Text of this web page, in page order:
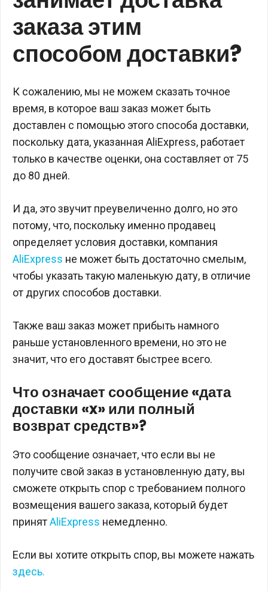
заказа этим
способом доставки?
К сожалению, мы не можем сказать точное
время, в которое ваш заказ может быть
доставлен с помощью этого способа доставки,
поскольку дата, указанная AliExpress, работает
только в качестве оценки, она составляет от 75
до 80 дней.
И да, это звучит преувеличенно долго, но это
потому, что, поскольку именно продавец
определяет условия доставки, компания
AliExpress не может быть достаточно смелым,
чтобы указать такую ​​​​маленькую дату, в отличие
от других способов доставки.
Также ваш заказ может прибыть намного
раньше установленного времени, но это не
значит, что его доставят быстрее всего.
Что означает сообщение «дата
доставки «x» или полный
возврат средств»?
Это сообщение означает, что если вы не
получите свой заказ в установленную дату, вы
сможете открыть спор с требованием полного
возмещения вашего заказа, который будет
принятAliExpress немедленно.
Если вы хотите открыть спор, вы можете нажать
здесь.